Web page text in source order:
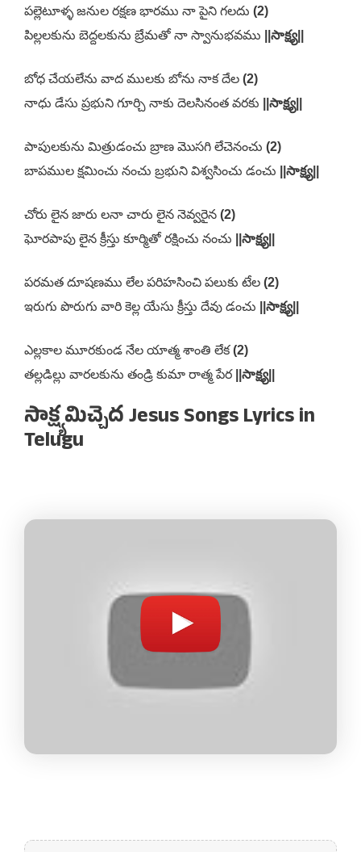
పల్లెటూళ్ళ జనుల రక్షణ భారము నా పైని గలదు (2)
పిల్లలకును బెద్దలకును బ్రేమతో నా స్వానుభవము
||సాక్ష్య||
బోధ చేయలేను వాద ములకు బోను నాక దేల (2)
నాధు డేసు ప్రభుని గూర్చి నాకు దెలసినంత వరకు
||సాక్ష్య||
పాపులకును మిత్రుడంచు బ్రాణ మొసగి లేచెనంచు (2)
బాపముల క్షమించు నంచు బ్రభుని విశ్వసించు డంచు
||సాక్ష్య||
చోరు లైన జారు లనా చారు లైన నెవ్వరైన (2)
ఘోరపాపు లైన క్రీస్తు కూర్మితో రక్షించు నంచు
||సాక్ష్య||
పరమత దూషణము లేల పరిహసించి పలుకు టేల (2)
ఇరుగు పొరుగు వారి కెల్ల యేసు క్రీస్తు దేవు డంచు
||సాక్ష్య||
ఎల్లకాల మూరకుండ నేల యాత్మ శాంతి లేక(2)
తల్లడిల్లు వారలకును తండ్రి కుమా రాత్మ పేర
||సాక్ష్య||
సాక్ష్యమిచ్చెద Jesus Songs Lyrics in
Telugu